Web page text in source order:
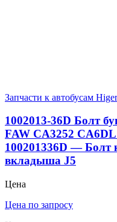
Запчасти к автобусам
1002013-36D Болт
FAW CA3252
100201336D — Болт
вкладыша J5
Цена
Цена по запросу